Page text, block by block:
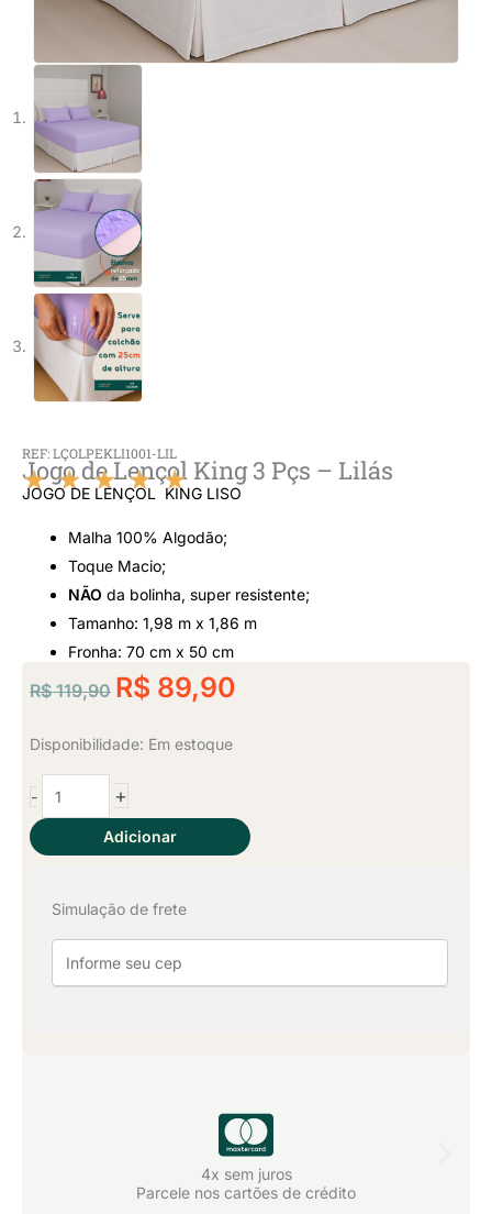
REF: LÇOLPEKLI1001-LIL
Jogo de Lençol King 3 Pçs – Lilás
★ ★ ★ ★ ★
Classificado
como
5
de
5
JOGO DE LENÇOL KING LISO
Malha 100% Algodão;
Toque Macio;
NÃO da bolinha, super resistente;
Tamanho: 1,98 m x 1,86 m
Fronha: 70 cm x 50 cm
R$119,90
O
original
R$ 119,90.
R$ 89,90
Disponibilidade: Em estoque
-
Jogo
de
Lençol
3
Lilás
quantidade
+
Adicionar
Simulação de frete
4x sem juros
Parcele nos cartões de crédito